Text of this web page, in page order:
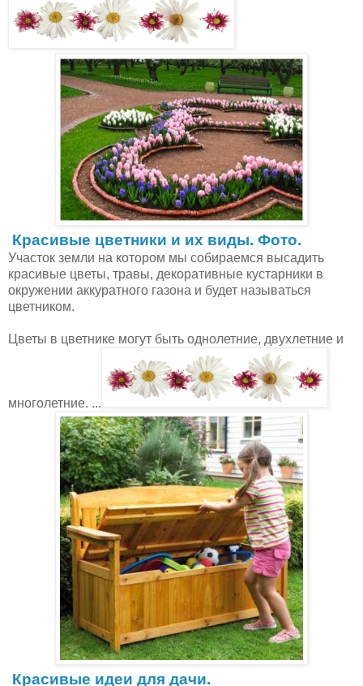
Красивые цветники и их виды. Фото.
Участок земли на котором мы собираемся высадить
красивые цветы, травы, декоративные кустарники в
окружении аккуратного газона и будет называться
цветником.
Цветы в цветнике могут быть однолетние, двухлетние и
многолетние. ...
Красивые идеи для дачи.